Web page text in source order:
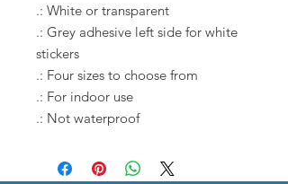
.: White or transparent
.: Grey adhesive left side for white
stickers
.: Four sizes to choose from
.: For indoor use
.: Not waterproof